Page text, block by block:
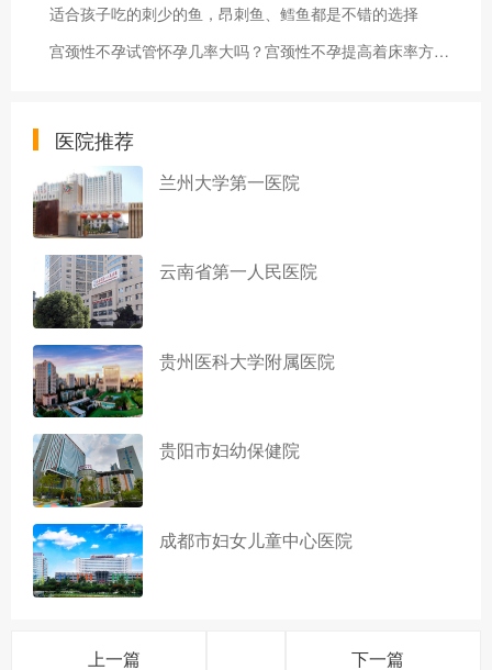
适合孩子吃的刺少的鱼，昂刺鱼、鳕鱼都是不错的选择
宫颈性不孕试管怀孕几率大吗？宫颈性不孕提高着床率方法一览
医院推荐
兰州大学第一医院
云南省第一人民医院
贵州医科大学附属医院
贵阳市妇幼保健院
成都市妇女儿童中心医院
上一篇 下一篇